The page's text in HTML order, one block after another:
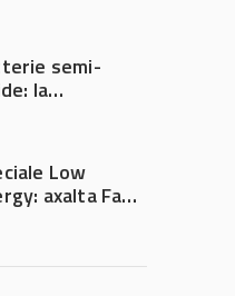
semi-
la
la
elettrica
Low
axalta Fast
consumi